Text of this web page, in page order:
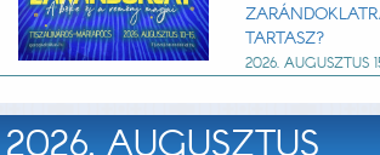
TARTASZ?
2026. AUGUSZTUS